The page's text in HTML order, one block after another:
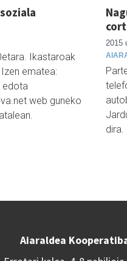
Ikastaroak
ematea:
edota
web guneko
2015
dira.
Aiaraldea